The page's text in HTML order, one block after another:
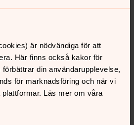
är nödvändiga för att
Här finns också kakor för
din användarupplevelse,
för marknadsföring och när vi
Läs mer om våra
Skepparslövs pastorat
54